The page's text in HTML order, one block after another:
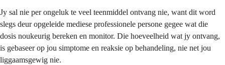
Jy sal nie per ongeluk te veel teenmiddel ontvang nie, want dit word
slegs deur opgeleide mediese professionele persone gegee wat die
dosis noukeurig bereken en monitor. Die hoeveelheid wat jy ontvang,
is gebaseer op jou simptome en reaksie op behandeling, nie net jou
liggaamsgewig nie.